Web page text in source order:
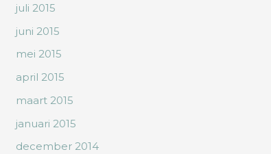
juli 2015
juni 2015
mei 2015
april 2015
maart 2015
januari 2015
december 2014